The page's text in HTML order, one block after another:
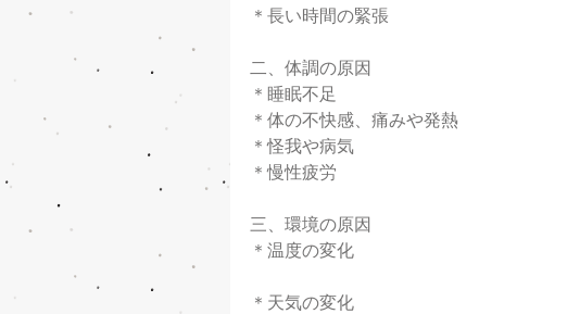
＊長い時間の緊張
二、体調の原因
＊睡眠不足
＊体の不快感、痛みや発熱
＊怪我や病気
＊慢性疲労
三、環境の原因
＊温度の変化
＊天気の変化